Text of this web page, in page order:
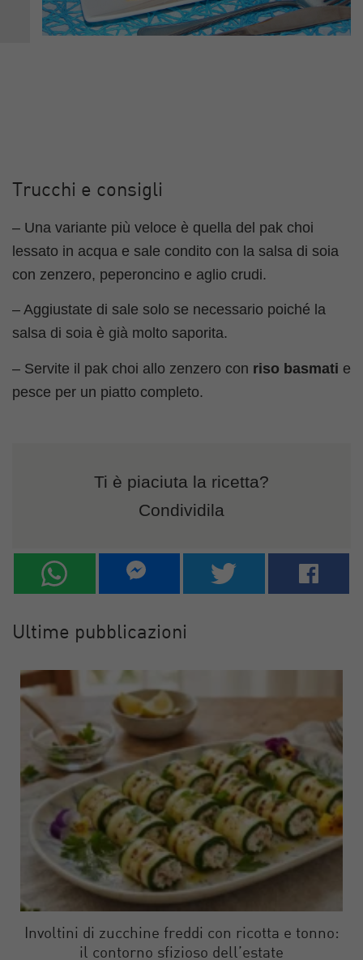
Trucchi e consigli
– Una variante più veloce è quella del pak choi
lessato in acqua e sale condito con la salsa di soia
con zenzero, peperoncino e aglio crudi.
– Aggiustate di sale solo se necessario poiché la
salsa di soia è già molto saporita.
– Servite il pak choi allo zenzero con riso basmati e
pesce per un piatto completo.
Ti è piaciuta la ricetta?
Condividila
Ultime pubblicazioni
Involtini di zucchine freddi con ricotta e tonno:
il contorno sfizioso dell’estate